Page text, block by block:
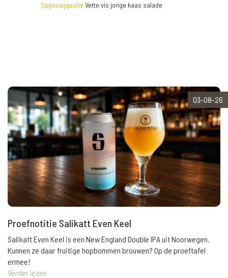
Spijssuggestie Vette vis jonge kaas salade
03-08-26
Proefnotitie Salikatt Even Keel
Salikatt Even Keel is een New England Double IPA uit Noorwegen.
Kunnen ze daar fruitige hopbommen brouwen? Op de proeftafel
ermee!
Verder lezen